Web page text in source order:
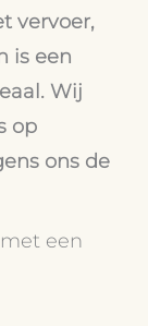
vervoer,
is een
Wij
op
ons de
een